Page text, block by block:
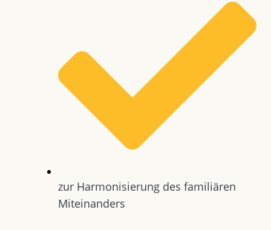
zur Harmonisierung des familiären
Miteinanders